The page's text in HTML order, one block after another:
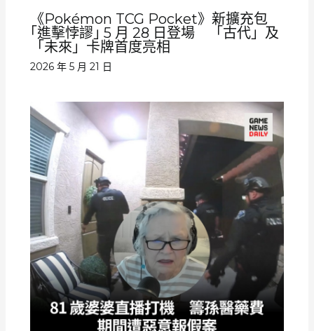
《Pokémon TCG Pocket》新擴充包
｢進擊悖謬｣ 5 月 28 日登場 「古代」及
「未來」卡牌首度亮相
2026 年 5 月 21 日